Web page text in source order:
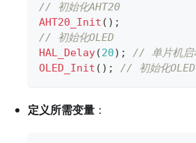
// 初始化AHT20
AHT20_Init ( ) ;
// 初始化OLED
HAL_Delay(20) ;
// 单片机启
OLED_Init ( ) ; // 初始化OLED
定义所需变量 ：